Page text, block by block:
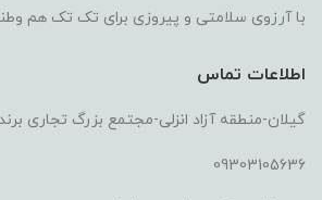
با آرزوی سلامتی و پیروزی برای تک تک هم
اطلاعات تماس
گیلان-منطقه آزاد انزلی-مجتمع بزرگ تجاری
09303105636